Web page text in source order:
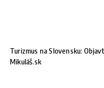
Turizmus na Slovensku:
Mikuláš.sk